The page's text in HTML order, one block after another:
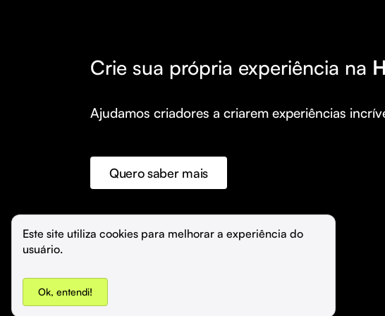
Crie sua própria experiência na
Ajudamos criadores a criarem experiências
Quero saber mais
©️ Hubla Tecnologia Ltda • 2026
Este site utiliza cookies para melhorar a experiência do
usuário.
Ok, entendi!